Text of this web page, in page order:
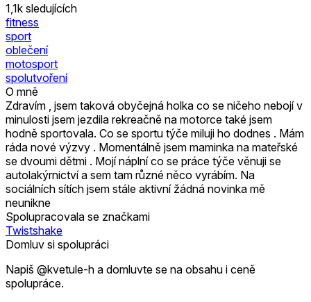
1,1k sledujících
fitness
sport
oblečení
motosport
spolutvoření
O mně
Zdravím , jsem taková obyčejná holka co se ničeho nebojí v
minulosti jsem jezdila rekreačně na motorce také jsem
hodně sportovala. Co se sportu týče miluji ho dodnes . Mám
ráda nové výzvy . Momentálně jsem maminka na mateřské
se dvoumi dětmi . Mojí náplní co se práce týče věnuji se
autolakýrnictví a sem tam různé něco vyrábím. Na
sociálních sítích jsem stále aktivní žádná novinka mě
neunikne
Spolupracovala se značkami
Twistshake
Domluv si spolupráci
Napiš @kvetule-h a domluvte se na obsahu i ceně
spolupráce.